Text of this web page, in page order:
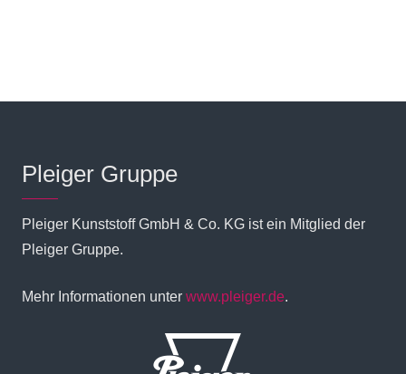
Pleiger Gruppe
Pleiger Kunststoff GmbH & Co. KG ist ein Mitglied der
Pleiger Gruppe.
Mehr Informationen unter www.pleiger.de.